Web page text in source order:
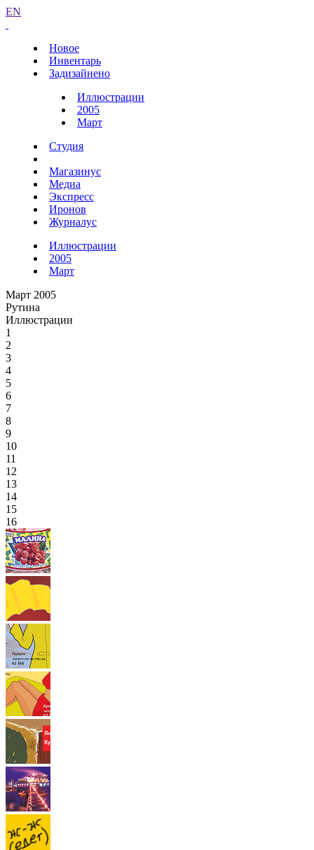
EN
Новое
Инвентарь
Задизайнено
Иллюстрации
2005
Март
Студия
Магазинус
Медиа
Экспресс
Иронов
Журналус
Иллюстрации
2005
Март
Март 2005
Рутина
Иллюстрации
1
2
3
4
5
6
7
8
9
10
11
12
13
14
15
16